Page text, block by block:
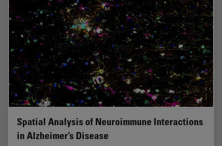
Spatial Analysis of Neuroimmune Interactions
in Alzheimer’s Disease